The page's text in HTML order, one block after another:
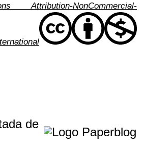
Attribution-NonCommercial-
de